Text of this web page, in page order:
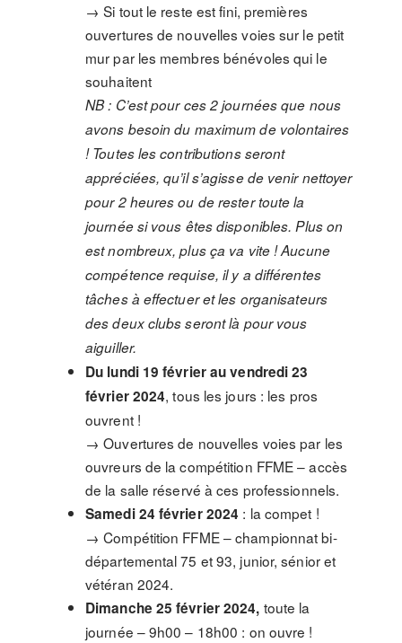
→ Si tout le reste est fini, premières
ouvertures de nouvelles voies sur le petit
mur par les membres bénévoles qui le
souhaitent
NB : C’est pour ces 2 journées que nous
avons besoin du maximum de volontaires
! Toutes les contributions seront
appréciées, qu’il s’agisse de venir nettoyer
pour 2 heures ou de rester toute la
journée si vous êtes disponibles. Plus on
est nombreux, plus ça va vite ! Aucune
compétence requise, il y a différentes
tâches à effectuer et les organisateurs
des deux clubs seront là pour vous
aiguiller.
Du lundi 19 février au vendredi 23
février 2024, tous les jours : les pros
ouvrent !
→ Ouvertures de nouvelles voies par les
ouvreurs de la compétition FFME – accès
de la salle réservé à ces professionnels.
Samedi 24 février 2024 : la compet !
→ Compétition FFME – championnat bi-
départemental 75 et 93, junior, sénior et
vétéran 2024.
Dimanche 25 février 2024, toute la
journée – 9h00 – 18h00 : on ouvre !